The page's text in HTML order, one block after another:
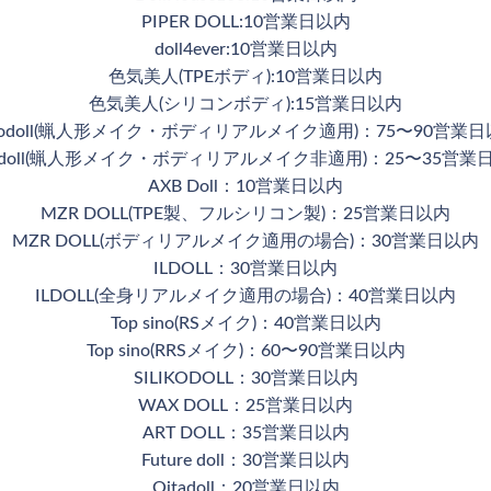
PIPER DOLL:10営業日以内
doll4ever:10営業日以内
色気美人(TPEボディ):10営業日以内
色気美人(シリコンボディ):15営業日以内
蝋人形メイク・ボディリアルメイク適用)：75〜90営業日
蝋人形メイク・ボディリアルメイク非適用)：25〜35営業
AXB Doll：10営業日以内
MZR DOLL(TPE製、フルシリコン製)：25営業日以内
MZR DOLL(ボディリアルメイク適用の場合)：30営業日以内
ILDOLL：30営業日以内
ILDOLL(全身リアルメイク適用の場合)：40営業日以内
Top sino(RSメイク)：40営業日以内
Top sino(RRSメイク)：60〜90営業日以内
SILIKODOLL：30営業日以内
WAX DOLL：25営業日以内
ART DOLL：35営業日以内
Future doll：30営業日以内